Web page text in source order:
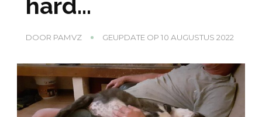
DOOR PAMVZ GEUPDATE OP 10 AUGUSTUS 2022